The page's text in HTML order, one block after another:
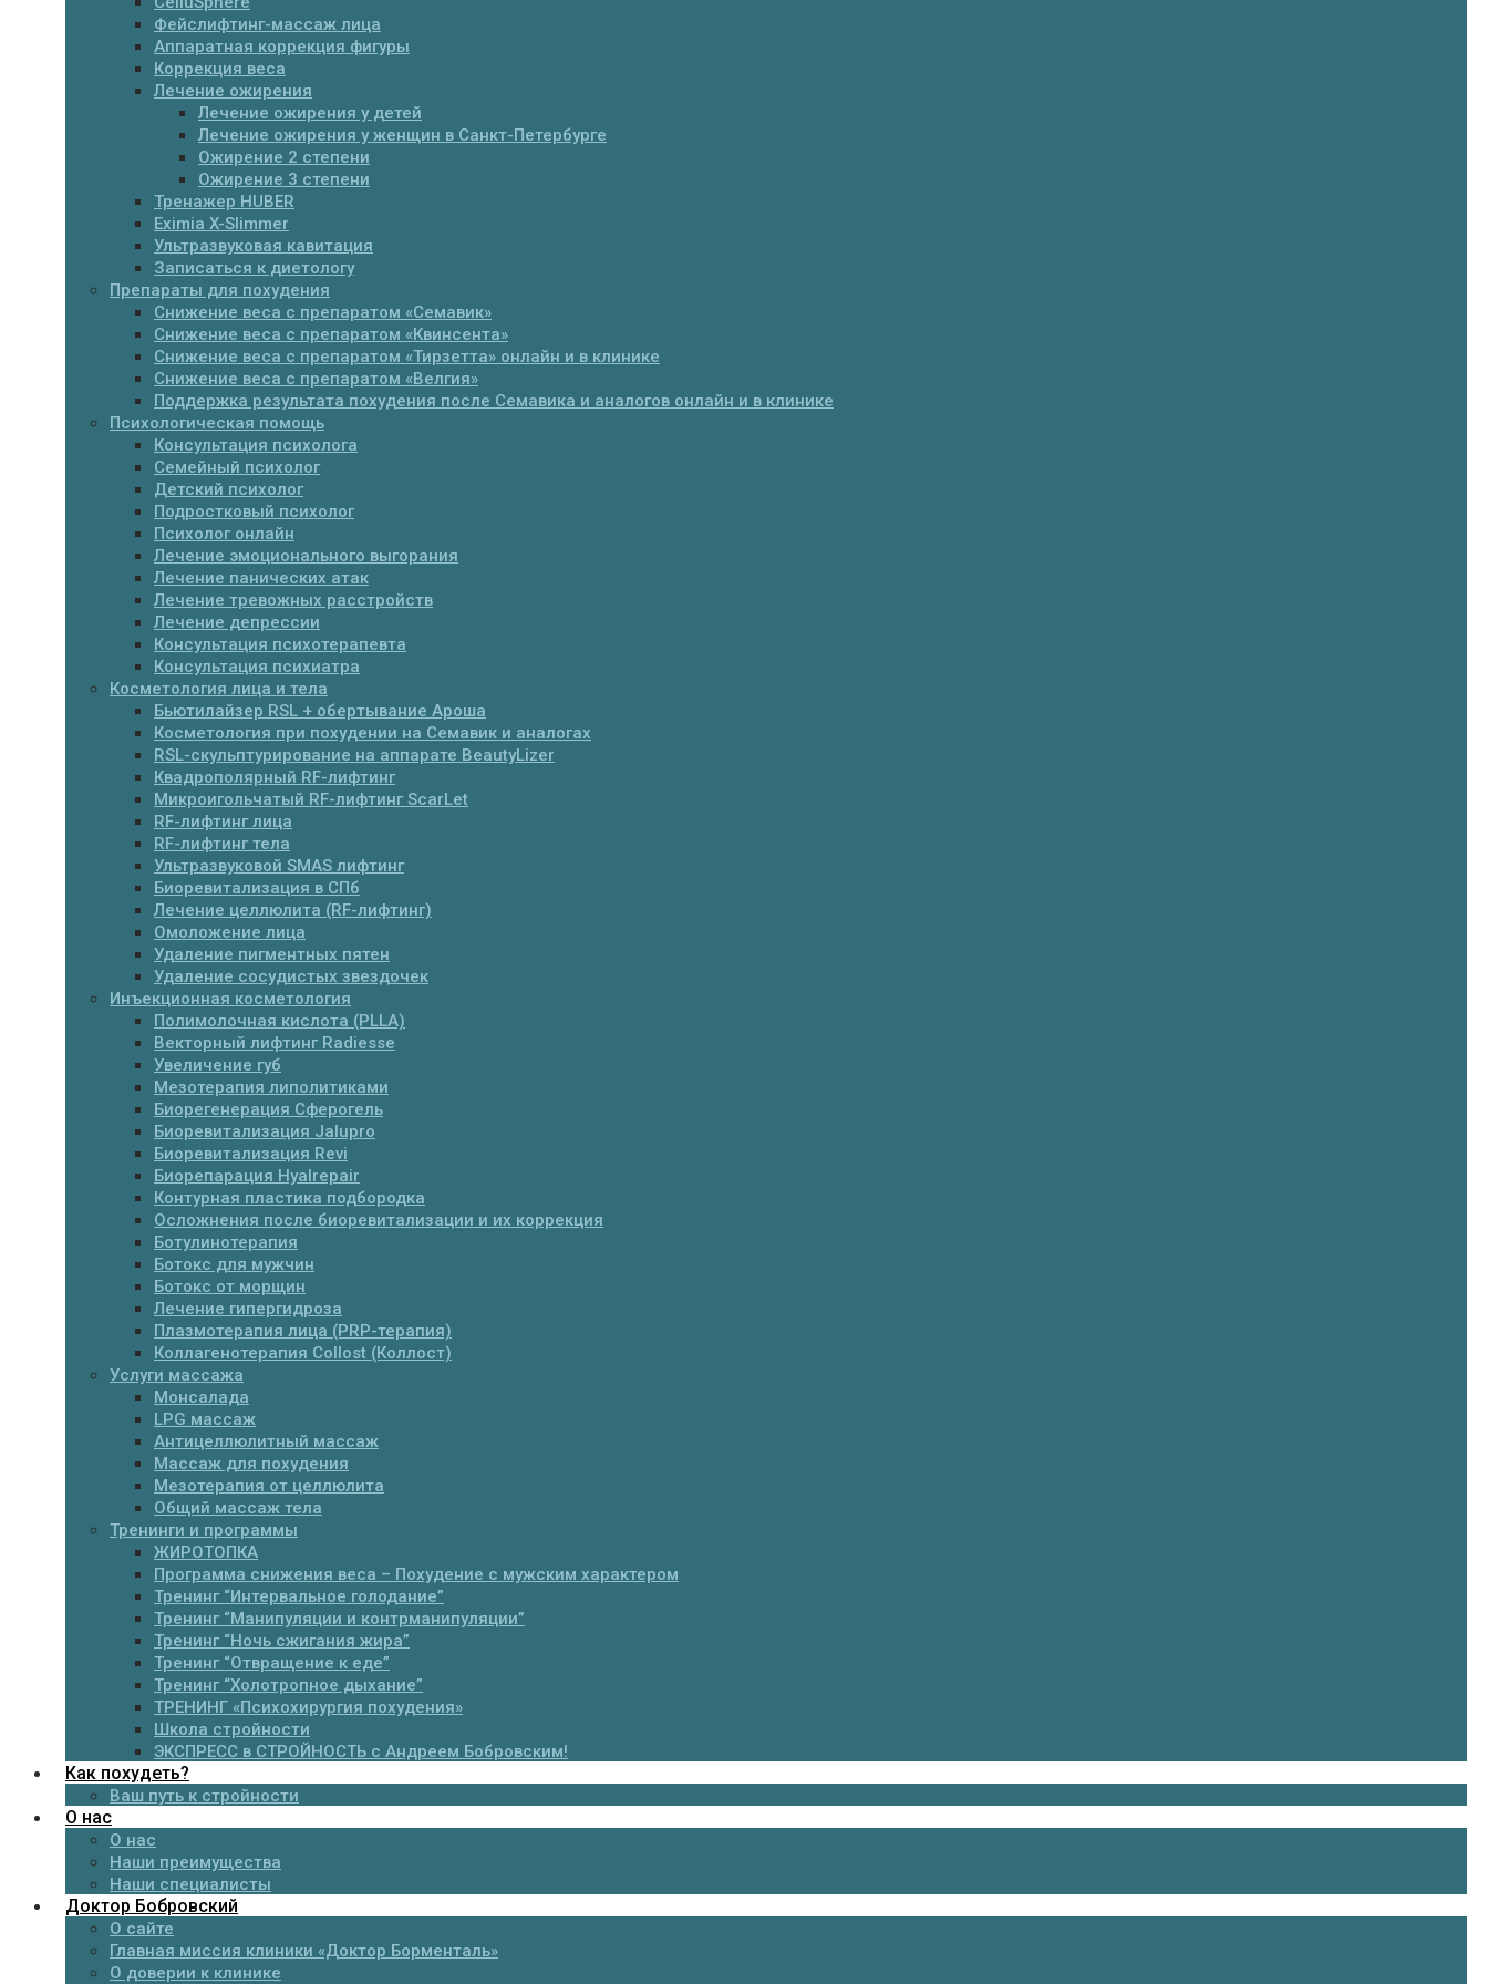
Фейслифтинг-массаж лица
Аппаратная коррекция фигуры
Коррекция веса
Лечение ожирения
Лечение ожирения у детей
Лечение ожирения у женщин в Санкт-Петербурге
Ожирение 2 степени
Ожирение 3 степени
Тренажер HUBER
Eximia X-Slimmer
Ультразвуковая кавитация
Записаться к диетологу
Препараты для похудения
Cнижение веса с препаратом «Семавик»
Снижение веса с препаратом «Квинсента»
Снижение веса с препаратом «Тирзетта» онлайн и в клинике
Снижение веса с препаратом «Велгия»
Поддержка результата похудения после Семавика и аналогов онлайн и в клинике
Психологическая помощь
Консультация психолога
Семейный психолог
Детский психолог
Подростковый психолог
Психолог онлайн
Лечение эмоционального выгорания
Лечение панических атак
Лечение тревожных расстройств
Лечение депрессии
Консультация психотерапевта
Консультация психиатра
Косметология лица и тела
Бьютилайзер RSL + обертывание Ароша
Косметология при похудении на Семавик и аналогах
RSL-скульптурирование на аппарате BeautyLizer
Квадрополярный RF-лифтинг
Микроигольчатый RF-лифтинг ScarLet
RF-лифтинг лица
RF-лифтинг тела
Ультразвуковой SMAS лифтинг
Биоревитализация в СПб
Лечение целлюлита (RF-лифтинг)
Омоложение лица
Удаление пигментных пятен
Удаление сосудистых звездочек
Инъекционная косметология
Полимолочная кислота (PLLA)
Векторный лифтинг Radiesse
Увеличение губ
Мезотерапия липолитиками
Биорегенерация Сферогель
Биоревитализация Jalupro
Биоревитализация Revi
Биорепарация Hyalrepair
Контурная пластика подбородка
Осложнения после биоревитализации и их коррекция
Ботулинотерапия
Ботокс для мужчин
Ботокс от морщин
Лечение гипергидроза
Плазмотерапия лица (PRP-терапия)
Коллагенотерапия Collost (Коллост)
Услуги массажа
Монсалада
LPG массаж
Антицеллюлитный массаж
Массаж для похудения
Мезотерапия от целлюлита
Общий массаж тела
Тренинги и программы
ЖИРОТОПКА
Программа снижения веса – Похудение с мужским характером
Тренинг “Интервальное голодание”
Тренинг “Манипуляции и контрманипуляции”
Тренинг “Ночь сжигания жира”
Тренинг “Отвращение к еде”
Тренинг “Холотропное дыхание”
ТРЕНИНГ «Психохирургия похудения»
Школа стройности
ЭКСПРЕСС в СТРОЙНОСТЬ с Андреем Бобровским!
Как похудеть?
Ваш путь к стройности
О нас
О нас
Наши преимущества
Наши специалисты
Доктор Бобровский
О сайте
Главная миссия клиники «Доктор Борменталь»
О доверии к клинике